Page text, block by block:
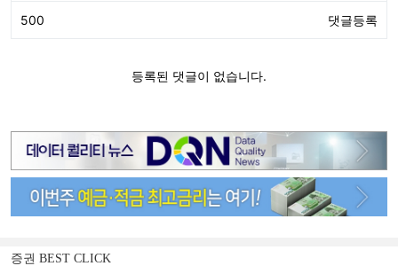
증권 BEST CLICK